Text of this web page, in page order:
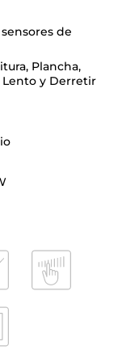
de
Plancha,
Lento y Derretir